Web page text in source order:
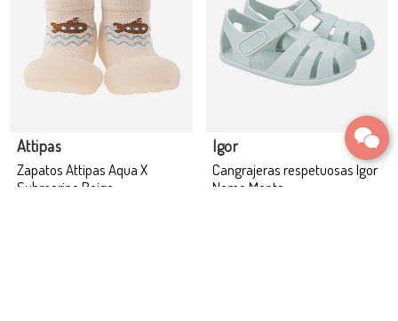
Zapatos Attipas Aqua X
Submarine Beige
Attipas
Producto disponible con otras opciones
Cangrajeras respetuosas Igor
Nemo Menta
Igor